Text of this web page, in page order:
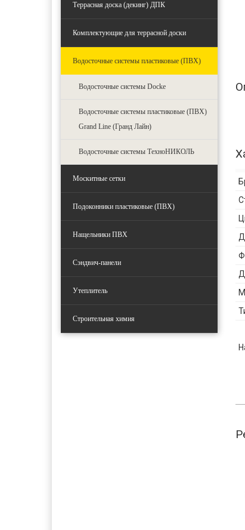
Террасная доска (декинг) ДПК
Комплектующие для террасной доски
Водосточные системы пластиковые (ПВХ)
Водосточные системы Docke
Водосточные системы пластиковые (ПВХ)
Grand Line (Гранд Лайн)
Водосточные системы ТехноНИКОЛЬ
Москитные сетки
Подоконники пластиковые (ПВХ)
Нащельники ПВХ
Сэндвич-панели
Утеплитель
Строительная химия